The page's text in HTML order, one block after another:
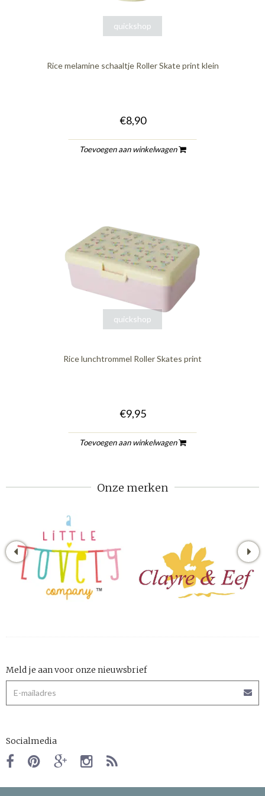
quickshop
Rice melamine schaaltje Roller Skate print klein
€8,90
Toevoegen aan winkelwagen
quickshop
Rice lunchtrommel Roller Skates print
€9,95
Toevoegen aan winkelwagen
Onze merken
Meld je aan voor onze nieuwsbrief
Socialmedia